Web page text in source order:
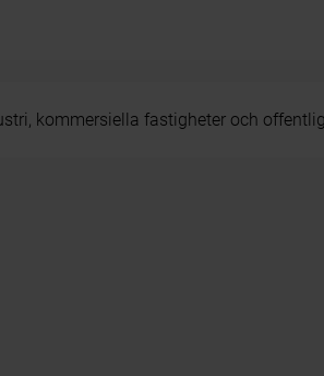
kommersiella fastigheter och